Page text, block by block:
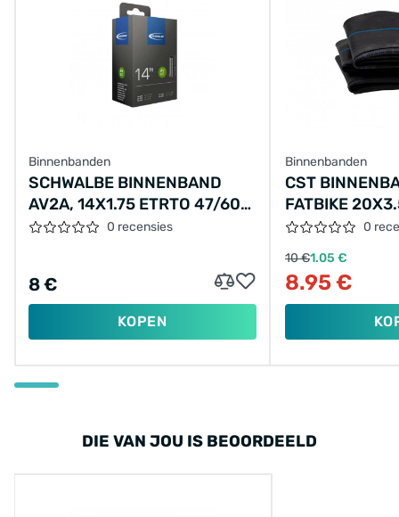
Binnenbanden
SCHWALBE BINNENBAND
AV2A, 14X1.75 ETRTO 47/60-
254, AUTOVENTIEL AV 40MM
0 recensies
8 €
KOPEN
Binnenbanden
CST
FATBIKE
VENTIEL:
35MM
0
10 €1.05 €
8.95 €
DIE VAN JOU IS BEOORDEELD